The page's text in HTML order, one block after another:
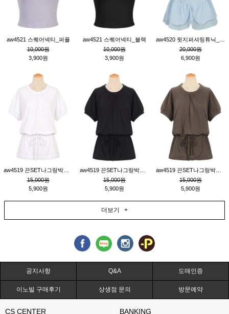
aw4521 스퀘어넥티_퍼플
10,000원
3,900원
aw4521 스퀘어넥티_블랙
10,000원
3,900원
20,000원
6,900원
15,000원
5,900원
15,000원
5,900원
15,000원
5,900원
더보기 +
공지사항 Q&A 도매인증
이노빌 구매후기 상생점 문의 방문예약
CS CENTER BANKING